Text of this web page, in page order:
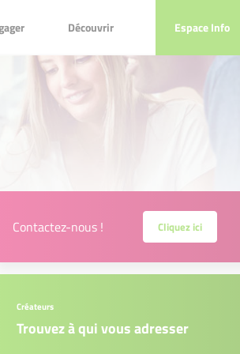
Découvrir Espace Info
Découvrir Espace Info
Contactez-nous ! Cliquez ici
Créateurs
Trouvez à qui vous adresser